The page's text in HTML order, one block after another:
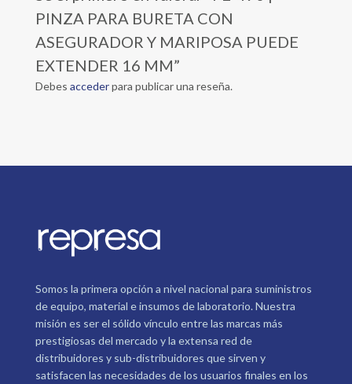
PINZA PARA BURETA CON
ASEGURADOR Y MARIPOSA PUEDE
EXTENDER 16 MM”
Debes accederpara publicar una reseña.
Somos la primera opción a nivel nacional para suministros
de equipo, material e insumos de laboratorio. Nuestra
misión es ser el sólido vínculo entre las marcas más
prestigiosas del mercado y la extensa red de
distribuidores y sub-distribuidores que sirven y
satisfacen las necesidades de los usuarios finales en los